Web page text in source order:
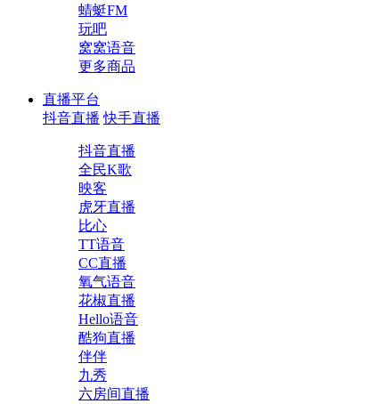
蜻蜓FM
玩吧
窝窝语音
更多商品
直播平台
抖音直播 快手直播
抖音直播
全民K歌
映客
虎牙直播
比心
TT语音
CC直播
氧气语音
花椒直播
Hello语音
酷狗直播
伴伴
九秀
六房间直播